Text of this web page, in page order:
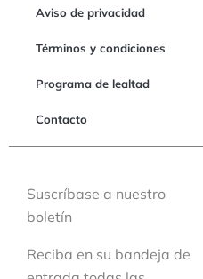
Aviso de privacidad
Términos y condiciones
Programa de lealtad
Contacto
Suscríbase a nuestro
boletín
Reciba en su bandeja de